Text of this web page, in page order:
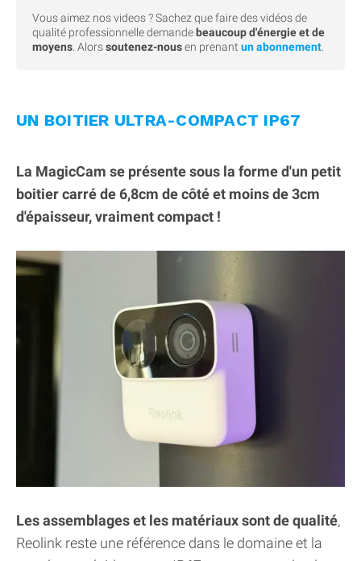
Vous aimez nos videos ? Sachez que faire des vidéos de
qualité professionnelle demande beaucoup d'énergie et de
moyens . Alorssoutenez-nousen prenant un abonnement
UN BOITIER ULTRA-COMPACT IP67
La MagicCam se présente sous la forme d'un petit
boitier carré de 6,8cm de côté et moins de 3cm
d'épaisseur, vraiment compact !
Les assemblages et les matériaux sont de qualité,
Reolink reste une référence dans le domaine et la